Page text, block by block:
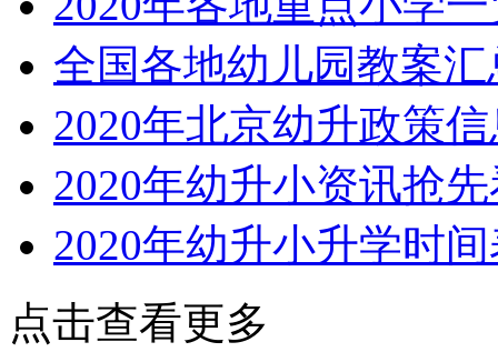
全国各地幼儿园教案汇
2020年北京幼升政策
2020年幼升小资讯抢
2020年幼升小升学时
点击查看更多